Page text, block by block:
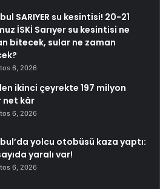
SARIYER su kesintisi! 20-21
İSKİ Sarıyer su kesintisi ne
bitecek, sular ne zaman
6, 2026
ikinci çeyrekte 197 milyon
net kâr
6, 2026
yolcu otobüsü kaza yaptı:
yaralı var!
6, 2026